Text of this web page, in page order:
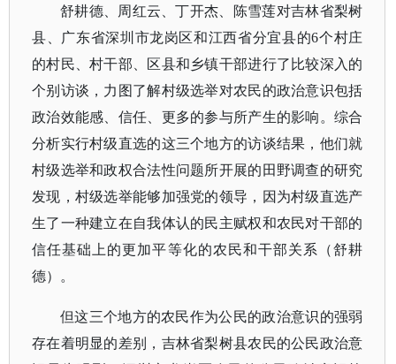
舒耕德、周红云、丁开杰、陈雪莲对吉林省梨树
县、广东省深圳市龙岗区和江西省分宜县的6个村庄
的村民、村干部、区县和乡镇干部进行了比较深入的
个别访谈，力图了解村级选举对农民的政治意识包括
政治效能感、信任、更多的参与所产生的影响。综合
分析实行村级直选的这三个地方的访谈结果，他们就
村级选举和政权合法性问题所开展的田野调查的研究
发现，村级选举能够加强党的领导，因为村级直选产
生了一种建立在自我体认的民主赋权和农民对干部的
信任基础上的更加平等化的农民和干部关系（舒耕
德）。
但这三个地方的农民作为公民的政治意识的强弱
存在着明显的差别，吉林省梨树县农民的公民政治意